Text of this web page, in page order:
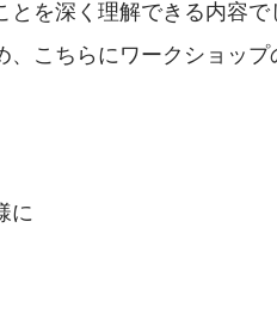
を深く理解できる内容で
こちらにワークショッ
に